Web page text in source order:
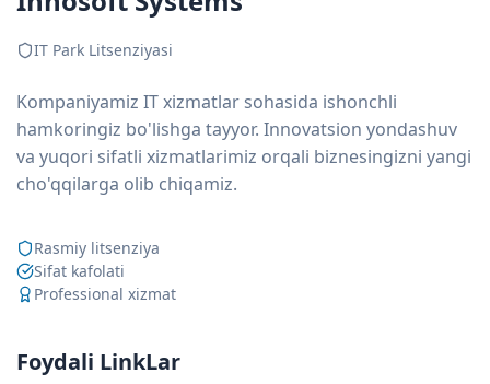
IT Park Litsenziyasi
Kompaniyamiz IT xizmatlar sohasida ishonchli
hamkoringiz bo'lishga tayyor. Innovatsion yondashuv
va yuqori sifatli xizmatlarimiz orqali biznesingizni yangi
cho'qqilarga olib chiqamiz.
Rasmiy litsenziya
Sifat kafolati
Professional xizmat
Foydali LinkLar